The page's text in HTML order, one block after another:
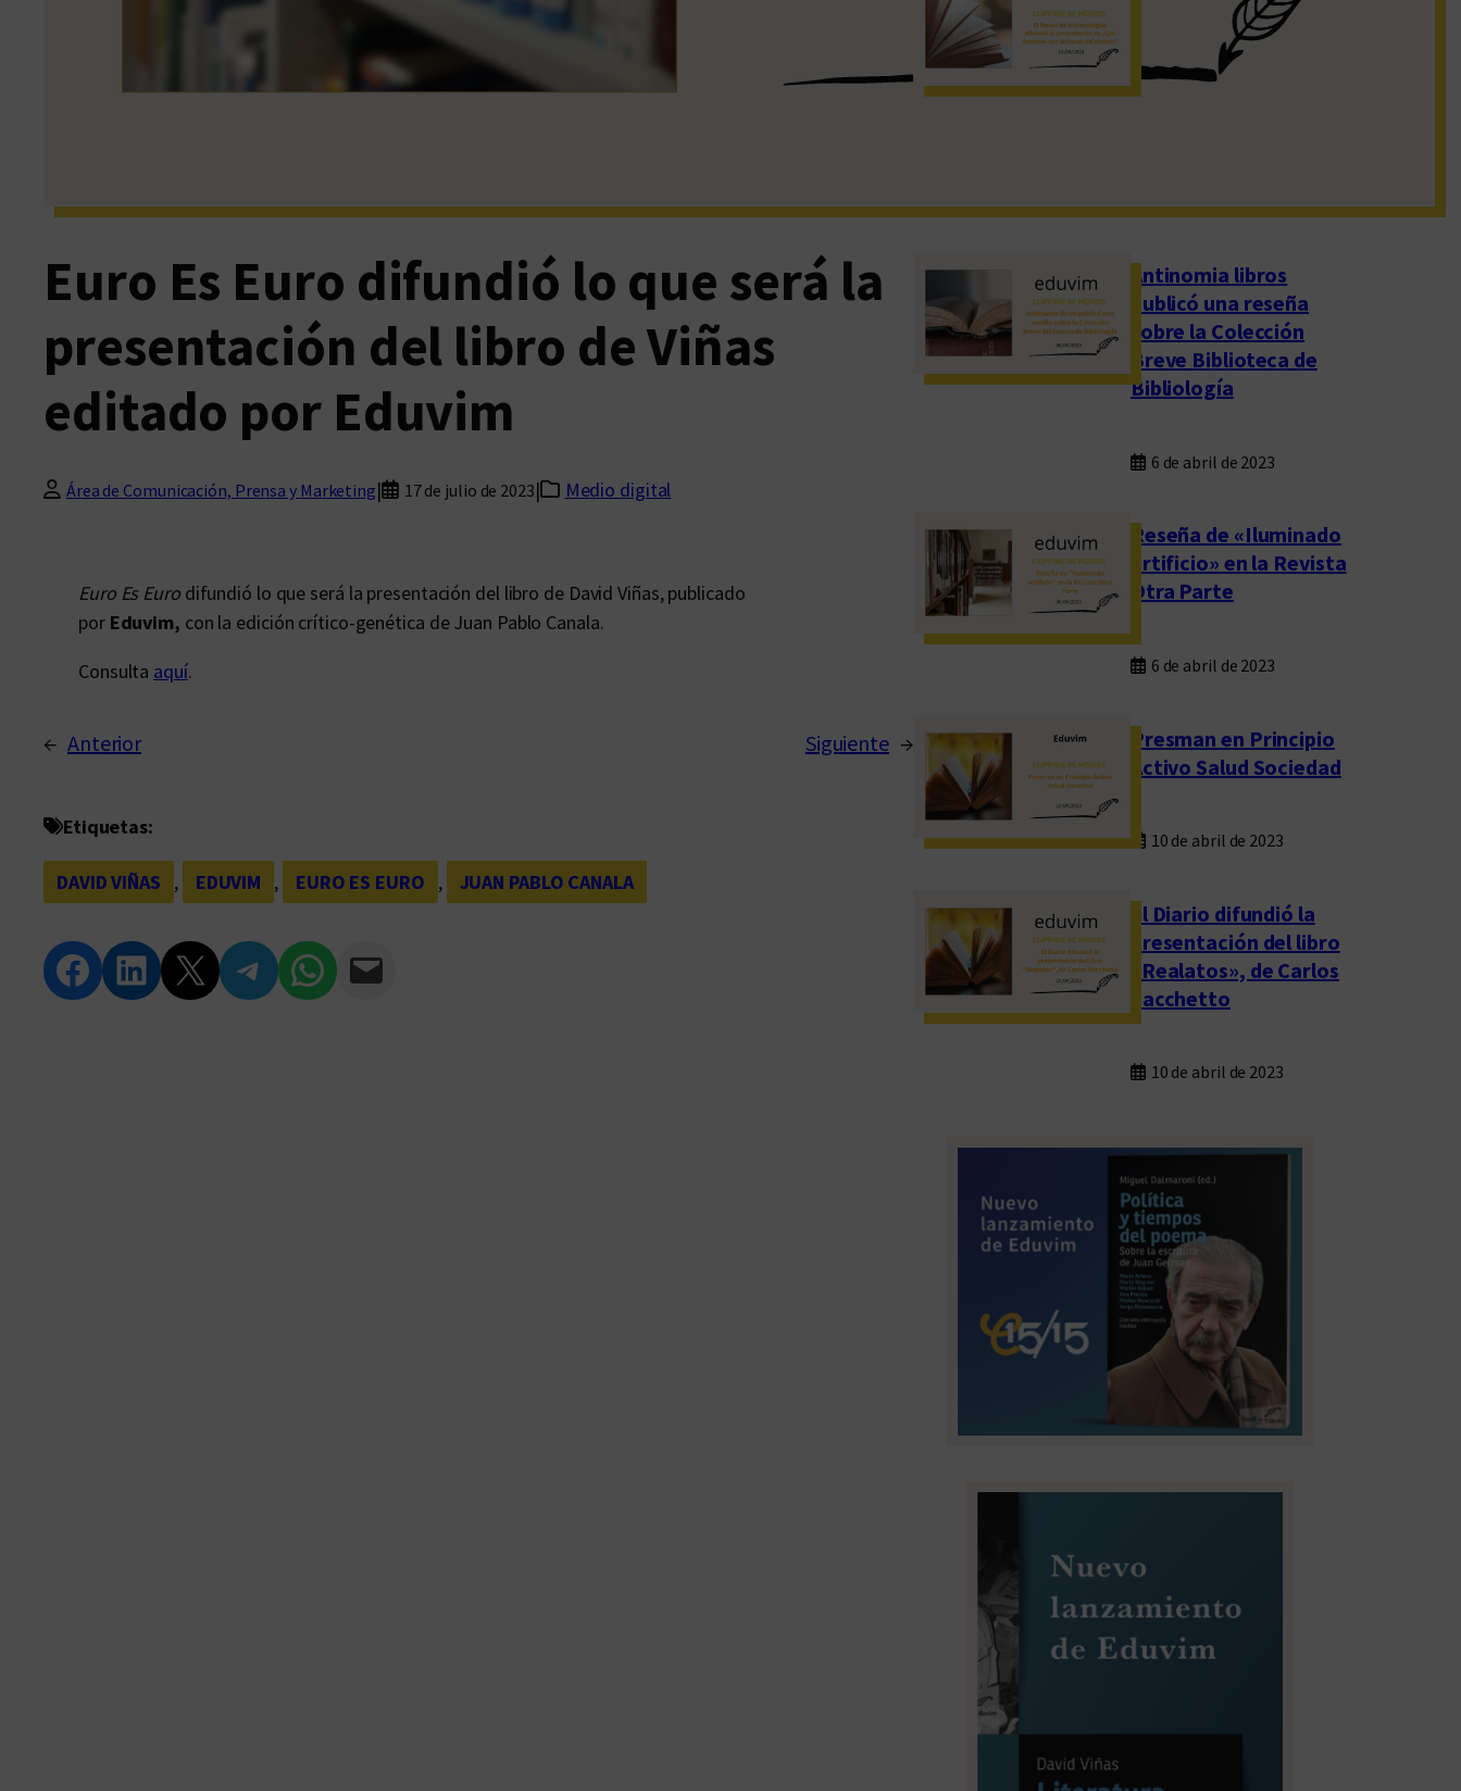
Euro Es Euro difundió lo que será la
presentación del libro de Viñas
editado por Eduvim
Área de Comunicación, Prensa y Marketing| 17 de julio de 2023| Medio digital
Euro Es Euro difundió lo que será la presentación del libro de David Viñas, publicado
por Eduvim, con la edición crítico-genética de Juan Pablo Canala.
Consulta aquí.
← Anterior Siguiente →
Etiquetas:
DAVID VIÑAS , EDUVIM , EURO ES EURO , JUAN PABLO CANALA
Compartir en Facebook Compartir en LinkedIn Compartir en Twitter Compartir en Telegram Compartir en WhatsApp Compartir vía Email
Antropologías
difundió la
presentación de
«¿Qué hacemos con
1 de abril de 2023
Antinomia libros
publicó una reseña
sobre la Colección
Breve Biblioteca de
Bibliología
6 de abril de 2023
Reseña de «Iluminado
artificio» en la Revista
Otra Parte
6 de abril de 2023
Presman en Principio
Activo Salud Sociedad
10 de abril de 2023
El Diario difundió la
presentación del libro
«Realatos», de Carlos
Sacchetto
10 de abril de 2023